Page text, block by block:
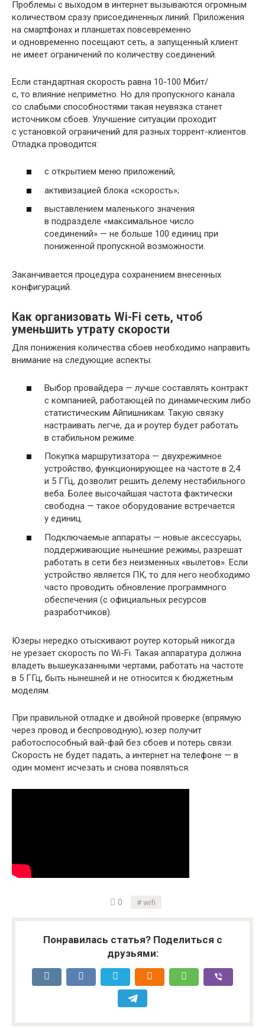
Проблемы с выходом в интернет вызываются огромным
количеством сразу присоединенных линий. Приложения
на смартфонах и планшетах повсевременно
и одновременно посещают сеть, а запущенный клиент
не имеет ограничений по количеству соединений.
Если стандартная скорость равна 10-100 Мбит/
с, то влияние неприметно. Но для пропускного канала
со слабыми способностями такая неувязка станет
источником сбоев. Улучшение ситуации проходит
с установкой ограничений для разных торрент-клиентов.
Отладка проводится:
с открытием меню приложений;
активизацией блока «скорость»;
выставлением маленького значения
в подразделе «максимальное число
соединений» — не больше 100 единиц при
пониженной пропускной возможности.
Заканчивается процедура сохранением внесенных
конфигураций.
Как организовать Wi-Fi сеть, чтоб
уменьшить утрату скорости
Для понижения количества сбоев необходимо направить
внимание на следующие аспекты:
Выбор провайдера — лучше составлять контракт
с компанией, работающей по динамическим либо
статистическим Айпишникам. Такую связку
настраивать легче, да и роутер будет работать
в стабильном режиме.
Покупка маршрутизатора — двухрежимное
устройство, функционирующее на частоте в 2,4
и 5 ГГц, дозволит решить делему нестабильного
веба. Более высочайшая частота фактически
свободна — такое оборудование встречается
у единиц.
Подключаемые аппараты — новые аксессуары,
поддерживающие нынешние режимы, разрешат
работать в сети без неизменных «вылетов». Если
устройство является ПК, то для него необходимо
часто проводить обновление программного
обеспечения (с официальных ресурсов
разработчиков).
Юзеры нередко отыскивают роутер который никогда
не урезает скорость по Wi-Fi. Такая аппаратура должна
владеть вышеуказанными чертами, работать на частоте
в 5 ГГц, быть нынешней и не относится к бюджетным
моделям.
При правильной отладке и двойной проверке (впрямую
через провод и беспроводную), юзер получит
работоспособный вай-фай без сбоев и потерь связи.
Скорость не будет падать, а интернет на телефоне — в
один момент исчезать и снова появляться.
0 wifi
Понравилась статья? Поделиться с
друзьями: